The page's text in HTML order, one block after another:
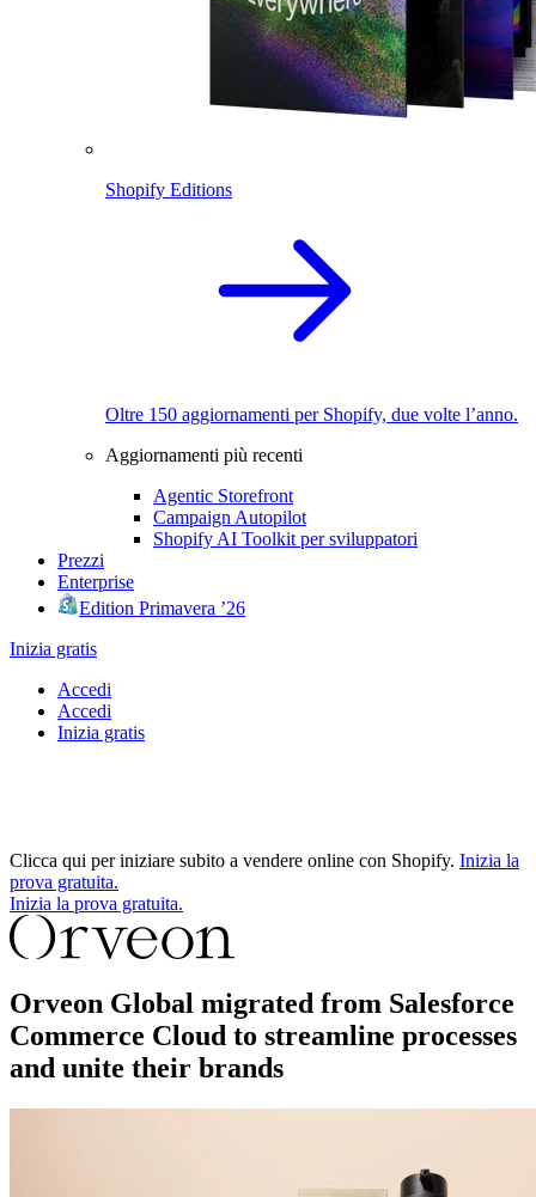
Shopify Editions
Oltre 150 aggiornamenti per Shopify, due volte l’anno.
Aggiornamenti più recenti
Agentic Storefront
Campaign Autopilot
Shopify AI Toolkit per sviluppatori
Prezzi
Enterprise
Edition Primavera ’26
Inizia gratis
Accedi
Accedi
Inizia gratis
Clicca qui per iniziare subito a vendere online con Shopify. Inizia la
prova gratuita.
Inizia la prova gratuita.
Orveon Global migrated from Salesforce
Commerce Cloud to streamline processes
and unite their brands